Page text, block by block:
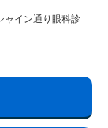
イン通り眼科診